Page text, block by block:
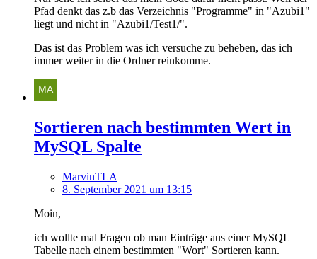
Pfad denkt das z.b das Verzeichnis "Programme" in "Azubi1"
liegt und nicht in "Azubi1/Test1/".
Das ist das Problem was ich versuche zu beheben, das ich
immer weiter in die Ordner reinkomme.
Sortieren nach bestimmten Wert in
MySQL Spalte
MarvinTLA
8. September 2021 um 13:15
Moin,
ich wollte mal Fragen ob man Einträge aus einer MySQL
Tabelle nach einem bestimmten "Wort" Sortieren kann.